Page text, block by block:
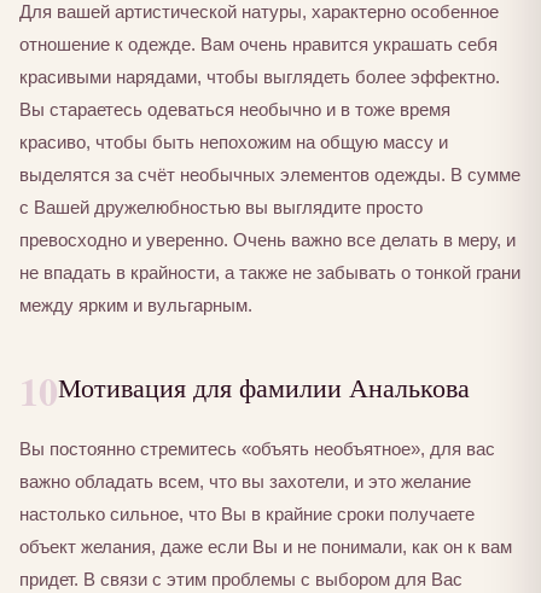
Для вашей артистической натуры, характерно особенное
отношение к одежде. Вам очень нравится украшать себя
красивыми нарядами, чтобы выглядеть более эффектно.
Вы стараетесь одеваться необычно и в тоже время
красиво, чтобы быть непохожим на общую массу и
выделятся за счёт необычных элементов одежды. В сумме
с Вашей дружелюбностью вы выглядите просто
превосходно и уверенно. Очень важно все делать в меру, и
не впадать в крайности, а также не забывать о тонкой грани
между ярким и вульгарным.
10Мотивация для фамилии Аналькова
Вы постоянно стремитесь «объять необъятное», для вас
важно обладать всем, что вы захотели, и это желание
настолько сильное, что Вы в крайние сроки получаете
объект желания, даже если Вы и не понимали, как он к вам
придет. В связи с этим проблемы с выбором для Вас